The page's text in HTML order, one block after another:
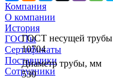
ГОСТ несущей трубы
10704
Диаметр трубы, мм
530
Компания
О компании
История
ГОСТы
Сертификаты
Поставщики
Сотрудники